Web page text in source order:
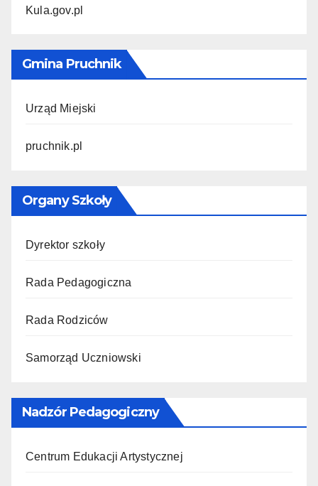
Kula.gov.pl
Gmina Pruchnik
Urząd Miejski
pruchnik.pl
Organy Szkoły
Dyrektor szkoły
Rada Pedagogiczna
Rada Rodziców
Samorząd Uczniowski
Nadzór Pedagogiczny
Centrum Edukacji Artystycznej